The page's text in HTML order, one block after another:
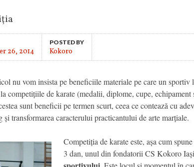
26, 2014
POSTED BY
Kokoro
nu vom insista pe beneficiile materiale pe care un sportiv
competițiile de karate (medalii, diplome, cupe, echipament
sunt beneficii pe termen scurt, ceea ce contează cu
și transformarea caracterului practicantului de arte marțiale.
Competiția de karate este, așa cum
3 dan, unul din fondatorii CS Kokoro